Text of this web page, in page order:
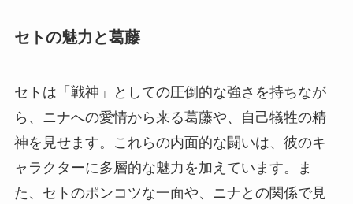
セトの魅力と葛藤
セトは「戦神」としての圧倒的な強さを持ちなが
ら、ニナへの愛情から来る葛藤や、自己犠牲の精
神を見せます。これらの内面的な闘いは、彼のキ
ャラクターに多層的な魅力を加えています。ま
た、セトのポンコツな一面や、ニナとの関係で見